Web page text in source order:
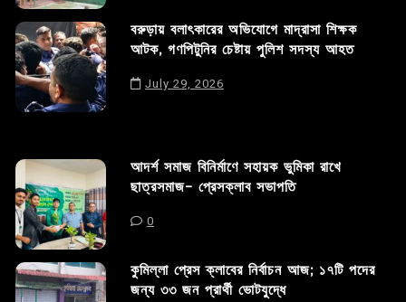
বরুড়ায় বলাৎকারের অভিযোগে মাদ্রাসা শিক্ষক
আটক, গণপিটুনির চেষ্টায় পুলিশ সদস্য আহত
July 29, 2026
আদর্শ সমাজ বিনির্মাণে সহায়ক ভুমিকা রাখে
ছাত্রসমাজ- প্রেসক্লাব সভাপতি
0
কুমিল্লা প্রেস ক্লাবের নির্বাচন আজ; ১৭টি পদের
জন্য ৩৩ জন প্রার্থী ভোটযুদ্ধে